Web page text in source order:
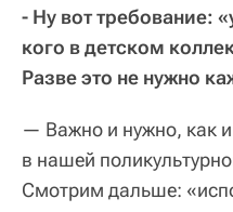
- Ну вот требование:
кого в детском
Разве это не нужно
— Важно и нужно, как
в нашей
Смотрим дальше: